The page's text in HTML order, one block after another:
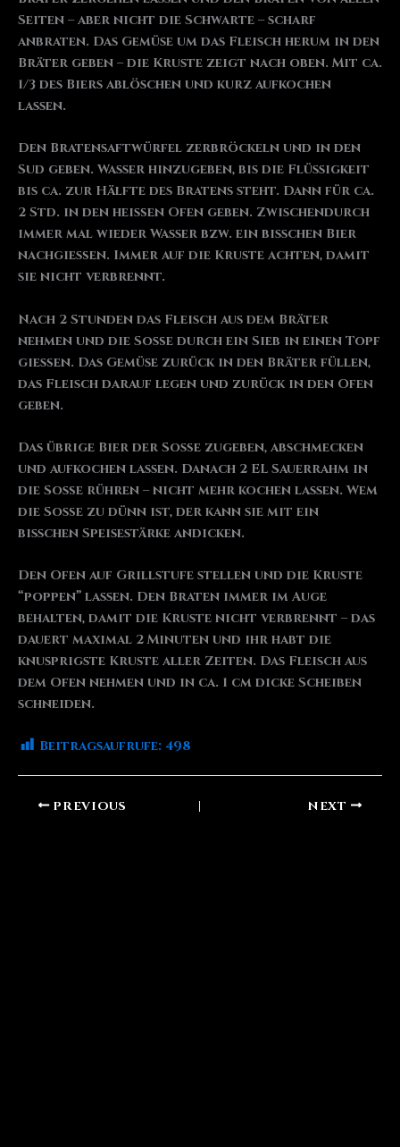
Seiten – aber nicht die Schwarte – scharf
anbraten. Das Gemüse um das Fleisch herum in den
Bräter geben – die Kruste zeigt nach oben. Mit ca.
1/3 des Biers ablöschen und kurz aufkochen
lassen.
Den Bratensaftwürfel zerbröckeln und in den
Sud geben. Wasser hinzugeben, bis die Flüssigkeit
bis ca. zur Hälfte des Bratens steht. Dann für ca.
2 Std. in den heißen Ofen geben. Zwischendurch
immer mal wieder Wasser bzw. ein bisschen Bier
nachgießen. Immer auf die Kruste achten, damit
sie nicht verbrennt.
Nach 2 Stunden das Fleisch aus dem Bräter
nehmen und die Soße durch ein Sieb in einen Topf
gießen. Das Gemüse zurück in den Bräter füllen,
das Fleisch darauf legen und zurück in den Ofen
geben.
Das übrige Bier der Soße zugeben, abschmecken
und aufkochen lassen. Danach 2 EL Sauerrahm in
die Soße rühren – nicht mehr kochen lassen. Wem
die Soße zu dünn ist, der kann sie mit ein
bisschen Speisestärke andicken.
Den Ofen auf Grillstufe stellen und die Kruste
“poppen” lassen. Den Braten immer im Auge
behalten, damit die Kruste nicht verbrennt – das
dauert maximal 2 Minuten und ihr habt die
knusprigste Kruste aller Zeiten. Das Fleisch aus
dem Ofen nehmen und in ca. 1 cm dicke Scheiben
schneiden.
Beitragsaufrufe: 498
PREVIOUS NEXT